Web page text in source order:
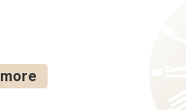
more